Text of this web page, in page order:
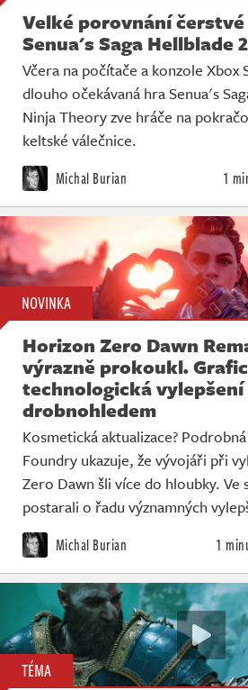
Velké porovnání
Senua's Saga Hellblade 2
Včera na počítače a konzole Xbox
dlouho očekávaná hra Senua's
Ninja Theory zve hráče na
keltské válečnice.
Michal Burian 1
NOVINKA
Horizon Zero Dawn
výrazně prokoukl.
technologická vylepšení
drobnohledem
Kosmetická aktualizace?
Foundry ukazuje, že vývojáři při
Zero Dawn šli více do hloubky. Ve
postarali o řadu významných
Michal Burian 1
TÉMA